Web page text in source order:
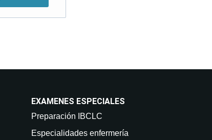
EXAMENES ESPECIALES
Preparación IBCLC
Especialidades enfermería